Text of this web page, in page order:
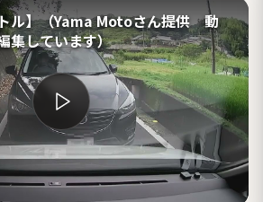
トル】（Yama Motoさん提供 動
集しています）